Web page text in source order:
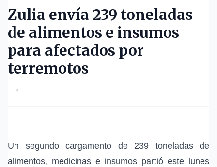
Zulia envía 239 toneladas
de alimentos e insumos
para afectados por
terremotos
•
Un segundo cargamento de 239 toneladas de
alimentos, medicinas e insumos partió este lunes